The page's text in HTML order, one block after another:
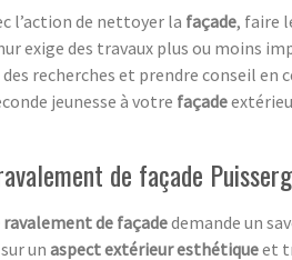
l’action de nettoyer la façade, faire
exige des travaux plus ou moins
recherches et prendre conseil en
jeunesse à votre façade
de façade
ravalement de façadedemande un
un aspect extérieur esthétiqueet